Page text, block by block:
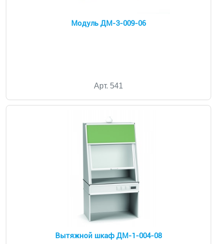
Модуль ДМ-3-009-06
Арт. 541
Вытяжной шкаф ДМ-1-004-08